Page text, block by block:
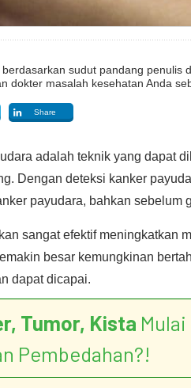
sudut pandang penulis
dokter masalah kesehatan Anda
Share
adalah teknik yang dapat
Dengan deteksi kanker
payudara, bahkan sebelum
sangat efektif meningkatkan
besar kemungkinan
dapat dicapai.
Tumor, Kista
Pembedahan?!